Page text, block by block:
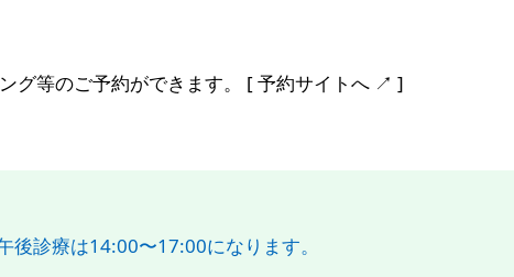
グ等のご予約ができます。 [ 予約サイトへ ↗︎ ]
後診療は14:00〜17:00になります。